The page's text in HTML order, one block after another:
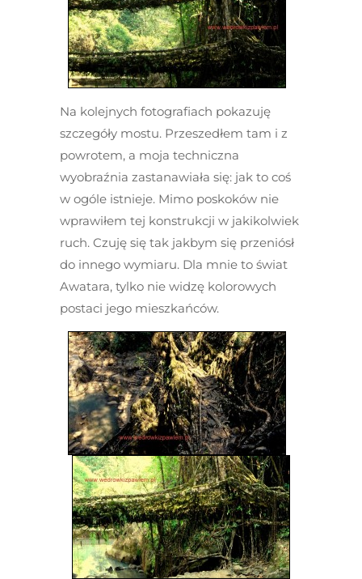
Na kolejnych fotografiach pokazuję
szczegóły mostu. Przeszedłem tam i z
powrotem, a moja techniczna
wyobraźnia zastanawiała się: jak to coś
w ogóle istnieje. Mimo poskoków nie
wprawiłem tej konstrukcji w jakikolwiek
ruch. Czuję się tak jakbym się przeniósł
do innego wymiaru. Dla mnie to świat
Awatara, tylko nie widzę kolorowych
postaci jego mieszkańców.